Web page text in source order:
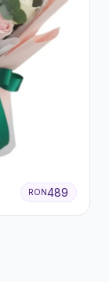
RON489